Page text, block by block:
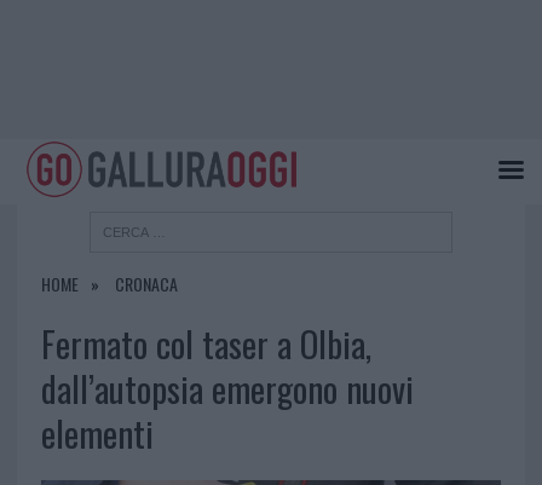
HOME CRONACA
Fermato col taser a Olbia,
dall’autopsia emergono nuovi
elementi